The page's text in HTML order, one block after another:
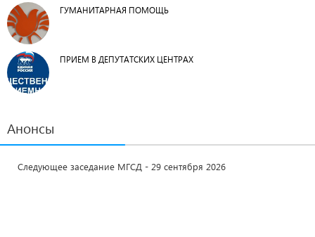
ГУМАНИТАРНАЯ ПОМОЩЬ
ПРИЕМ В ДЕПУТАТСКИХ ЦЕНТРАХ
Анонсы
Следующее заседание МГСД - 29 сентября 2026